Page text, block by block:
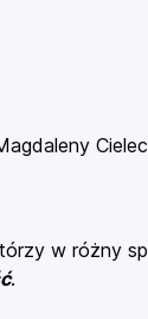
w różny
.